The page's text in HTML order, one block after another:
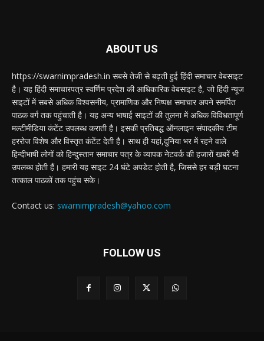
ABOUT US
https://swarnimpradesh.in सबसे तेजी से बढ़ती हुई हिंदी समाचार वेबसाइट
है। यह हिंदी समाचारपत्र स्वर्णिम प्रदेश की आधिकारिक वेबसाइट है, जो हिंदी न्यूज
साइटों में सबसे अधिक विश्वसनीय, प्रामाणिक और निष्पक्ष समाचार अपने समर्पित
पाठक वर्ग तक पहुंचाती है। यह अन्य भाषाई साइटों की तुलना में अधिक विविधतापूर्ण
मल्टीमीडिया कंटेंट उपलब्ध कराती है। इसकी प्रतिबद्ध ऑनलाइन संपादकीय टीम
हररोज विशेष और विस्तृत कंटेंट देती है। साथ ही यहां,दुनिया भर में रहने वाले
हिन्दीभाषी लोगों को हिन्दुस्तान समाचार पत्र के व्यापक नेटवर्क की हजारों खबरें भी
उपलब्ध होती हैं। हमारी यह साइट 24 घंटे अपडेट होती है, जिससे हर बड़ी घटना
तत्काल पाठकों तक पहुंच सके।
Contact us: swarnimpradesh@yahoo.com
FOLLOW US